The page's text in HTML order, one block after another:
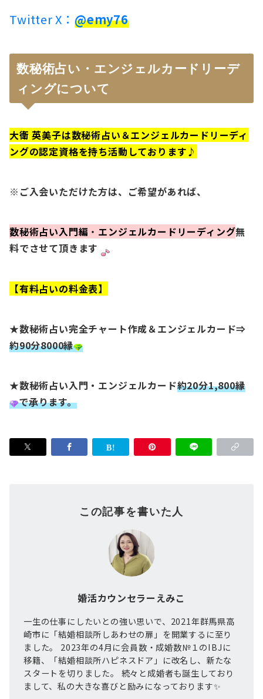
Twitter X： @emy76
数秘術占い・エンジェルカードリーデ
ィングについて
大衛 英美子は数秘術占い＆エンジェルカードリーディ
ングの認定資格を持ち活動しております♪
※ ご入会いただけた方は、ご希望があれば、
数秘術占い入門編 ・ エンジェルカードリーディング無
料でさせて頂きます
【有料占いの料金表】
★数秘術占い完全チャート作成＆エンジェルカード⇒
約90分8000縁
★数秘術占い入門・エンジェルカード約20分1,800縁
で承ります。
この記事を書いた人
婚活カウンセラーえみこ
一生の仕事にしたいとの強い思いで、2021年群馬県高
崎市に「結婚相談所しあわせの扉」を開業するに至り
ました。 2023年の4月に会員数・成婚数№１のIBJに
移籍、「結婚相談所ハピネスドア」に改名し、新たな
スタートを切りました。 続々と成婚者も誕生しており
まして、私の大きな喜びと励みになっております✨